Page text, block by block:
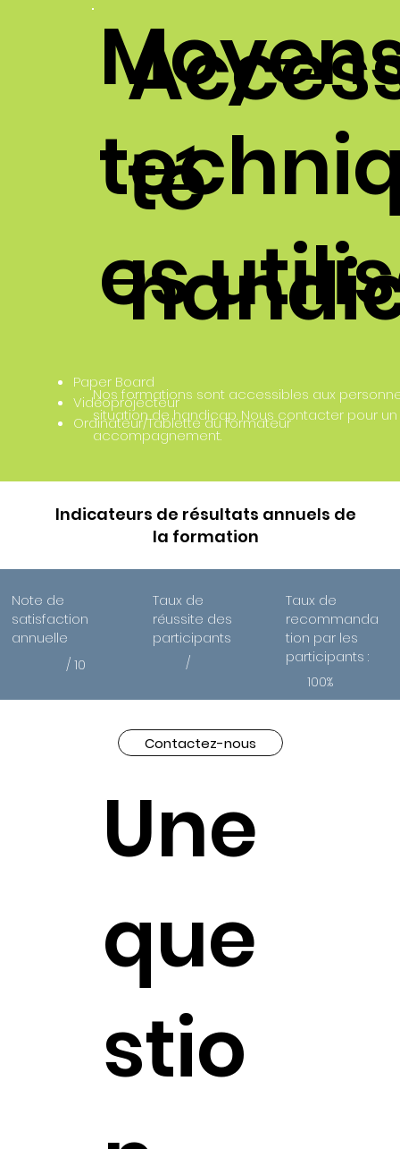
Une
que
stio
Contactez-nous
Indicateurs de résultats annuels de
la formation
Note de
satisfaction
annuelle
/ 10
Taux de
réussite des
participants
/
Taux de
recommanda
tion par les
participants :
100%
Paper Board
Vidéoprojecteur
Ordinateur/Tablette du formateur
es
té
Nos formations sont accessibles aux
situation de handicap. Nous contacter pour un
accompagnement.